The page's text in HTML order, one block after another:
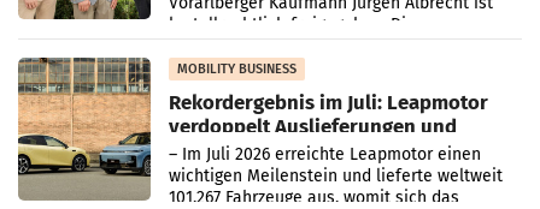
kartellrechtlich freigegeben: Die
Bundeswettbewerbsbehörde und der
Bundeskartellanwalt
MOBILITY BUSINESS
Rekordergebnis im Juli: Leapmotor
verdoppelt Auslieferungen und
überschreitet die 100.000er-Marke
– Im Juli 2026 erreichte Leapmotor einen
wichtigen Meilenstein und lieferte weltweit
101.267 Fahrzeuge aus, womit sich das